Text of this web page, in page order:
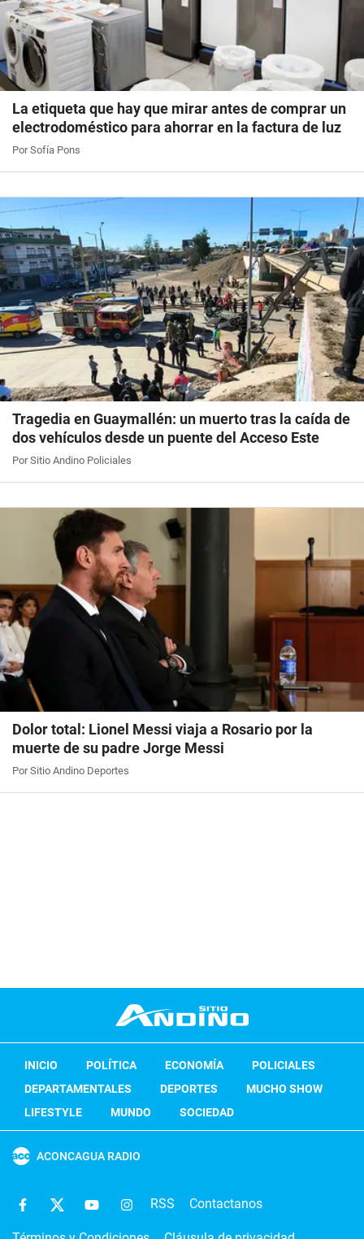
La etiqueta que hay que mirar antes de comprar un
electrodoméstico para ahorrar en la factura de luz
Por Sofía Pons
Tragedia en Guaymallén: un muerto tras la caída de
dos vehículos desde un puente del Acceso Este
Por Sitio Andino Policiales
Dolor total: Lionel Messi viaja a Rosario por la
muerte de su padre Jorge Messi
Por Sitio Andino Deportes
INICIO POLÍTICA ECONOMÍA
POLICIALES
DEPARTAMENTALES
DEPORTES
MUCHO SHOW
LIFESTYLE
MUNDO SOCIEDAD
ACONCAGUA RADIO
RSS Contactanos